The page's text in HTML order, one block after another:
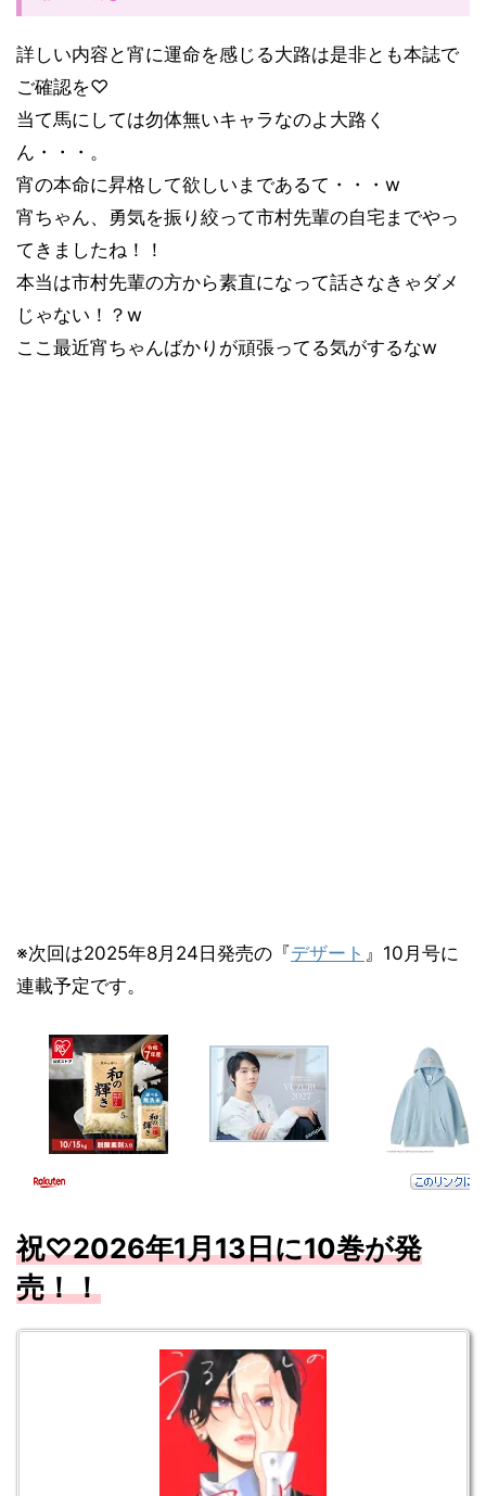
詳しい内容と宵に運命を感じる大路は是非とも本誌で
ご確認を♡
当て馬にしては勿体無いキャラなのよ大路く
ん・・・。
宵の本命に昇格して欲しいまであるて・・・w
宵ちゃん、勇気を振り絞って市村先輩の自宅までやっ
てきましたね！！
本当は市村先輩の方から素直になって話さなきゃダメ
じゃない！？w
ここ最近宵ちゃんばかりが頑張ってる気がするなw
※次回は2025年8月24日発売の『デザート 』10月号に
連載予定です。
祝♡2026年1月13日に10巻が発
売！！